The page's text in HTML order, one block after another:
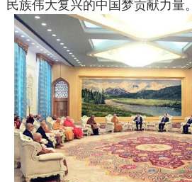
民族伟大复兴的中国梦贡献力量。